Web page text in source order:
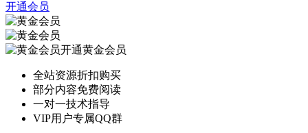
开通会员
开通黄金会员
全站资源折扣购买
部分内容免费阅读
一对一技术指导
VIP用户专属QQ群